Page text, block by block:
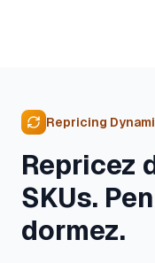
Repricing
Repricez
SKUs.
dormez.